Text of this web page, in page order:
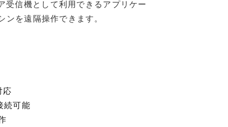
信機として利用できるアプリケー
を遠隔操作できます。
応
続可能